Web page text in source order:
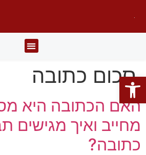
סכום כתובה
האם הכתובה היא
מחייב ואיך מגישים
כתובה?
פתח סרגל נגישות